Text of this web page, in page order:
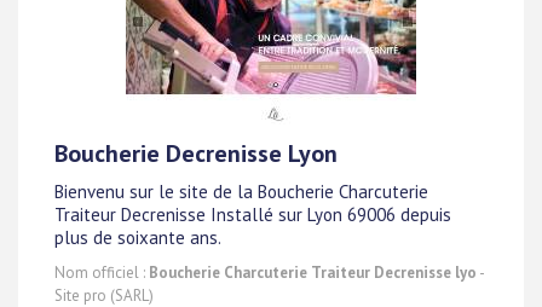
Boucherie Decrenisse Lyon
Bienvenu sur le site de la Boucherie Charcuterie
Traiteur Decrenisse Installé sur Lyon 69006 depuis
plus de soixante ans.
Nom officiel : Boucherie Charcuterie Traiteur Decrenisse lyo -
Site pro (SARL)